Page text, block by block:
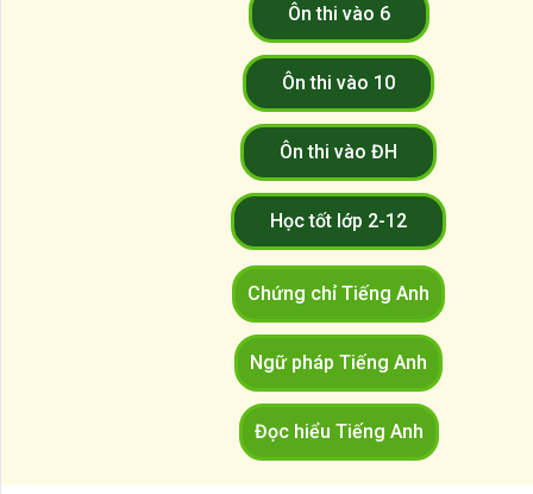
Ôn thi vào 6
Ôn thi vào 10
Ôn thi vào ĐH
Học tốt lớp 2-12
Chứng chỉ Tiếng Anh
Ngữ pháp Tiếng Anh
Đọc hiểu Tiếng Anh